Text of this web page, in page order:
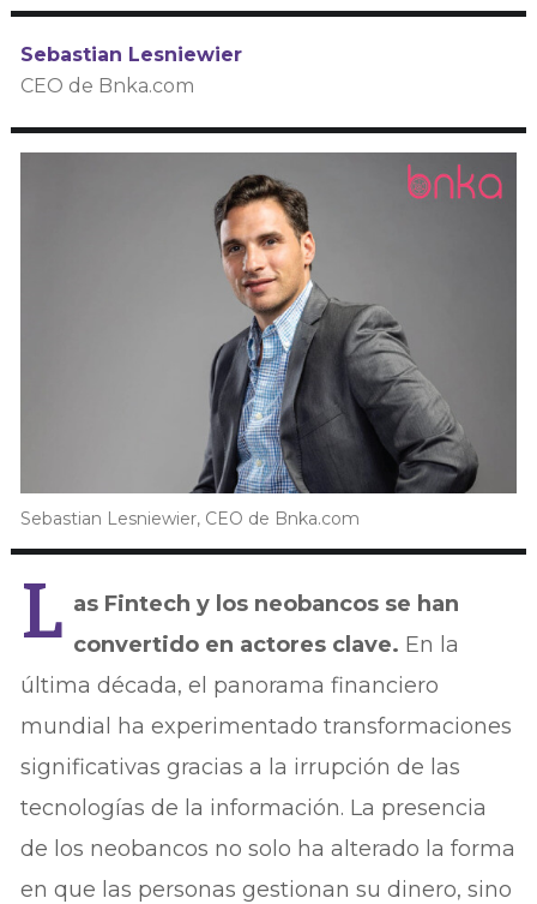
Sebastian Lesniewier
CEO de Bnka.com
Sebastian Lesniewier, CEO de Bnka.com
L as Fintech y los neobancos se han
convertido en actores clave. En la
última década, el panorama financiero
mundial ha experimentado transformaciones
significativas gracias a la irrupción de las
tecnologías de la información. La presencia
de los neobancos no solo ha alterado la forma
en que las personas gestionan su dinero, sino